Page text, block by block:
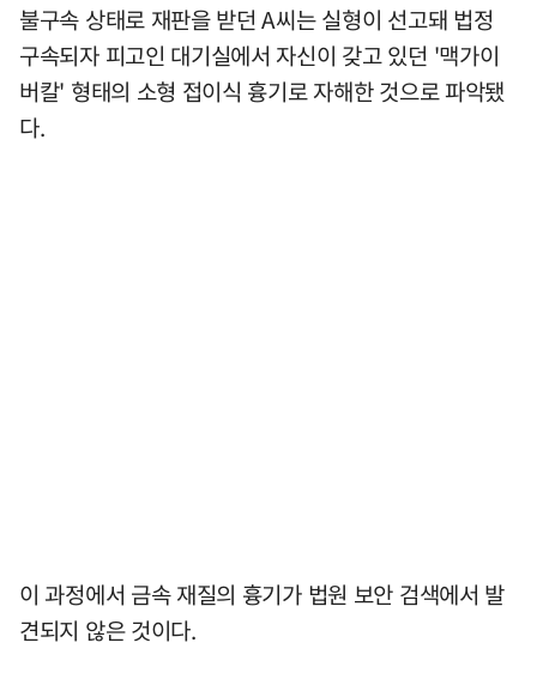
불구속 상태로 재판을 받던 A씨는 실형이 선고돼 법정
구속되자 피고인 대기실에서 자신이 갖고 있던 '맥가이
버칼' 형태의 소형 접이식 흉기로 자해한 것으로 파악됐
다.
이 과정에서 금속 재질의 흉기가 법원 보안 검색에서 발
견되지 않은 것이다.